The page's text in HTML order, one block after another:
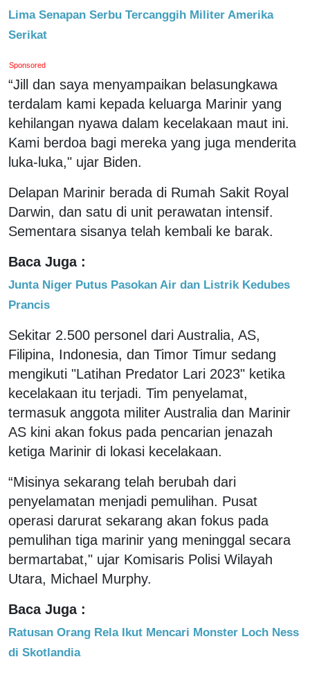
Lima Senapan Serbu Tercanggih Militer Amerika
Serikat
Sponsored
“Jill dan saya menyampaikan belasungkawa
terdalam kami kepada keluarga Marinir yang
kehilangan nyawa dalam kecelakaan maut ini.
Kami berdoa bagi mereka yang juga menderita
luka-luka," ujar Biden.
Delapan Marinir berada di Rumah Sakit Royal
Darwin, dan satu di unit perawatan intensif.
Sementara sisanya telah kembali ke barak.
Baca Juga :
Junta Niger Putus Pasokan Air dan Listrik Kedubes
Prancis
Sekitar 2.500 personel dari Australia, AS,
Filipina, Indonesia, dan Timor Timur sedang
mengikuti "Latihan Predator Lari 2023" ketika
kecelakaan itu terjadi. Tim penyelamat,
termasuk anggota militer Australia dan Marinir
AS kini akan fokus pada pencarian jenazah
ketiga Marinir di lokasi kecelakaan.
“Misinya sekarang telah berubah dari
penyelamatan menjadi pemulihan. Pusat
operasi darurat sekarang akan fokus pada
pemulihan tiga marinir yang meninggal secara
bermartabat," ujar Komisaris Polisi Wilayah
Utara, Michael Murphy.
Baca Juga :
Ratusan Orang Rela Ikut Mencari Monster Loch Ness
di Skotlandia